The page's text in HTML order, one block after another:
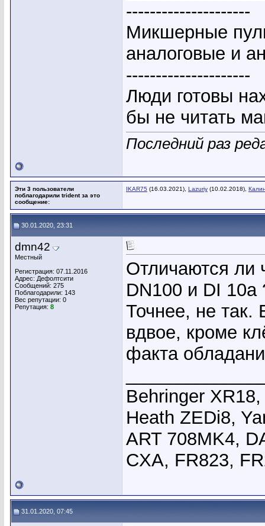
---------------------
Микшерные
аналоговые и
---------------------
Люди готовы
бы не читать
Последний раз
Эти 3 пользователи
поблагодарили trident за это
сообщение:
IKAR75 (16.03.2021), Lazuriy (10.02.2018),
30.01.2020, 23:31
dmn42
Местный
Регистрация: 07.11.2016
Адрес: Дефолтсити
Сообщений: 275
Поблагодарили: 143
Вес репутации: 0
Репутация: 8
Отличаются ли
DN100 и DI 10a
Точнее, не так.
вдвое, кроме
факта
Behringer
Heath ZEDi8,
ART 708MK4,
CXA, FR823,
31.01.2020, 07:45